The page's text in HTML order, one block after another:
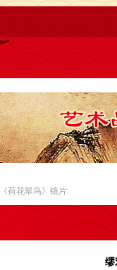
荷花翠鸟》镜片
缪